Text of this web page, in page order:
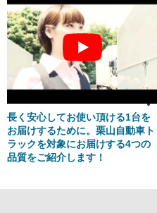
長く安心してお使い頂ける1台を
お届けするために。栗山自動車ト
ラックを対象にお届けする4つの
品質をご紹介します！